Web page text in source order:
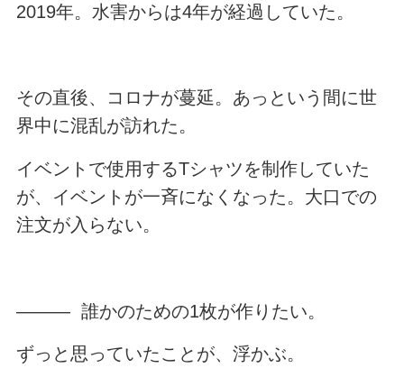
2019年。水害からは4年が経過していた。
その直後、コロナが蔓延。あっという間に世
界中に混乱が訪れた。
イベントで使用するTシャツを制作していた
が、イベントが一斉になくなった。大口での
注文が入らない。
――― 誰かのための1枚が作りたい。
ずっと思っていたことが、浮かぶ。